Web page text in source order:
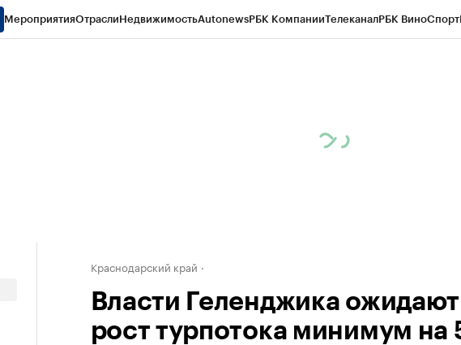
МероприятияОтраслиНедвижимостьAutonewsРБК КомпанииТелеканалРБК ВиноСпорт
Краснодарский край
Власти Геленджика ожидают
рост турпотока минимум на